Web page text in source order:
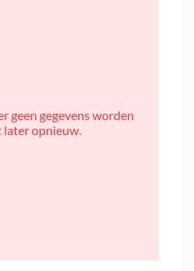
geen gegevens worden
later opnieuw.